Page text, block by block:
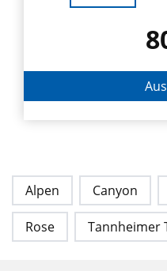
Alpen Canyon
Rose Tannheimer